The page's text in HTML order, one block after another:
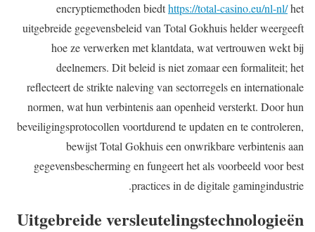
encryptiemethoden biedthttps://total-casino.eu/nl-nl/het
uitgebreide gegevensbeleid van Total Gokhuis helder weergeeft
hoe ze verwerken met klantdata, wat vertrouwen wekt bij
deelnemers. Dit beleid is niet zomaar een formaliteit; het
reflecteert de strikte naleving van sectorregels en internationale
normen, wat hun verbintenis aan openheid versterkt. Door hun
beveiligingsprotocollen voortdurend te updaten en te controleren,
bewijst Total Gokhuis een onwrikbare verbintenis aan
gegevensbescherming en fungeert het als voorbeeld voor best
practices in de digitale gamingindustrie.
Uitgebreide versleutelingstechnologieën